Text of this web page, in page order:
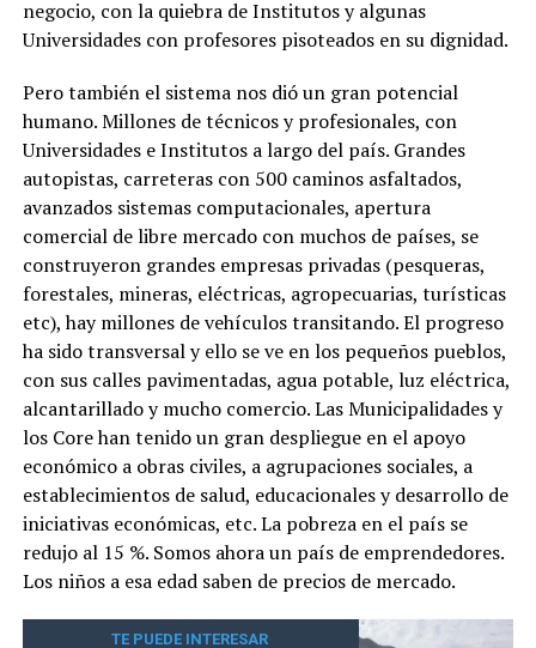
negocio, con la quiebra de Institutos y algunas
Universidades con profesores pisoteados en su dignidad.
Pero también el sistema nos dió un gran potencial
humano. Millones de técnicos y profesionales, con
Universidades e Institutos a largo del país. Grandes
autopistas, carreteras con 500 caminos asfaltados,
avanzados sistemas computacionales, apertura
comercial de libre mercado con muchos de países, se
construyeron grandes empresas privadas (pesqueras,
forestales, mineras, eléctricas, agropecuarias, turísticas
etc), hay millones de vehículos transitando. El progreso
ha sido transversal y ello se ve en los pequeños pueblos,
con sus calles pavimentadas, agua potable, luz eléctrica,
alcantarillado y mucho comercio. Las Municipalidades y
los Core han tenido un gran despliegue en el apoyo
económico a obras civiles, a agrupaciones sociales, a
establecimientos de salud, educacionales y desarrollo de
iniciativas económicas, etc. La pobreza en el país se
redujo al 15 %. Somos ahora un país de emprendedores.
Los niños a esa edad saben de precios de mercado.
TE PUEDE INTERESAR